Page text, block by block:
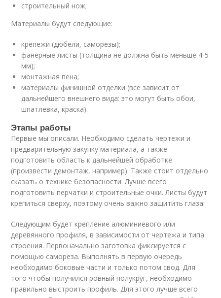
строительный нож;
Материалы будут следующие:
крепежи (дюбели, саморезы);
фанерные листы (толщина не должна быть меньше 4-5
мм);
монтажная пена;
материалы финишной отделки (все зависит от
дальнейшего внешнего вида: это могут быть обои,
шпатлевка, краска).
Этапы работы
Первые мы описали. Необходимо сделать чертежи и
предварительную закупку материала, а также
подготовить область к дальнейшей обработке
(произвести демонтаж, например). Также стоит отдельно
сказать о технике безопасности. Лучше всего
подготовить перчатки и строительные очки. Листы будут
крепиться сверху, поэтому очень важно защитить глаза.
Следующим будет крепление алюминиевого или
деревянного профиля, в зависимости от чертежа и типа
строения. Первоначально заготовка фиксируется с
помощью самореза. Выполнять в первую очередь
необходимо боковые части и только потом свод. Для
того чтобы получился ровный полукруг, необходимо
правильно выстроить профиль. Для этого лучше всего